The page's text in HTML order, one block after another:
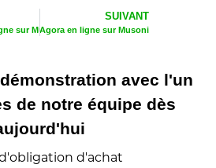
SUIVANT
Agora en ligne sur Musoni
sur Musoni
avec l'un
de notre équipe dès
d'achat